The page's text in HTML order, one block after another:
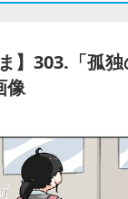
】303.「孤
像